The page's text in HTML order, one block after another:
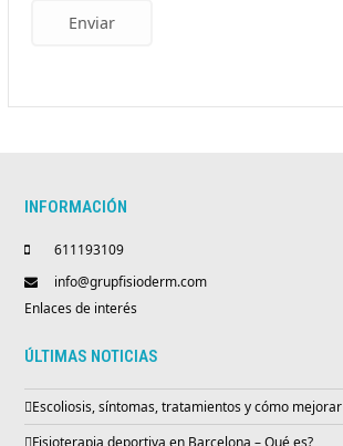
Enviar
INFORMACIÓN
611193109
info@grupfisioderm.com
Enlaces de interés
ÚLTIMAS NOTICIAS
Escoliosis, síntomas, tratamientos y cómo mejorar